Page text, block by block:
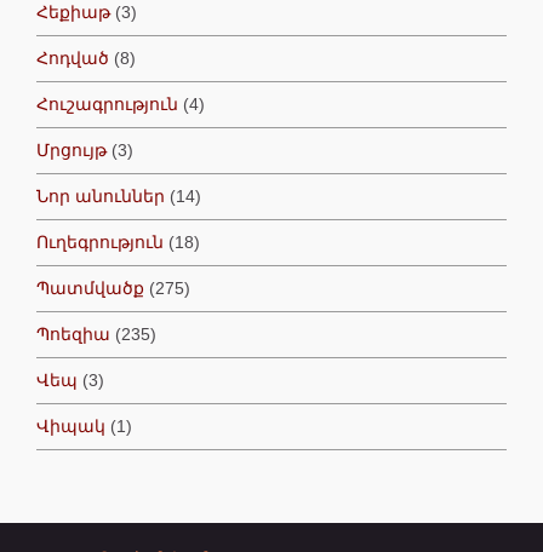
Հեքիաթ(3)
Հոդված (8)
Հուշագրություն (4)
Մրցույթ(3)
Նոր անուններ (14)
Ուղեգրություն (18)
Պատմվածք (275)
Պոեզիա (235)
Վեպ (3)
Վիպակ (1)